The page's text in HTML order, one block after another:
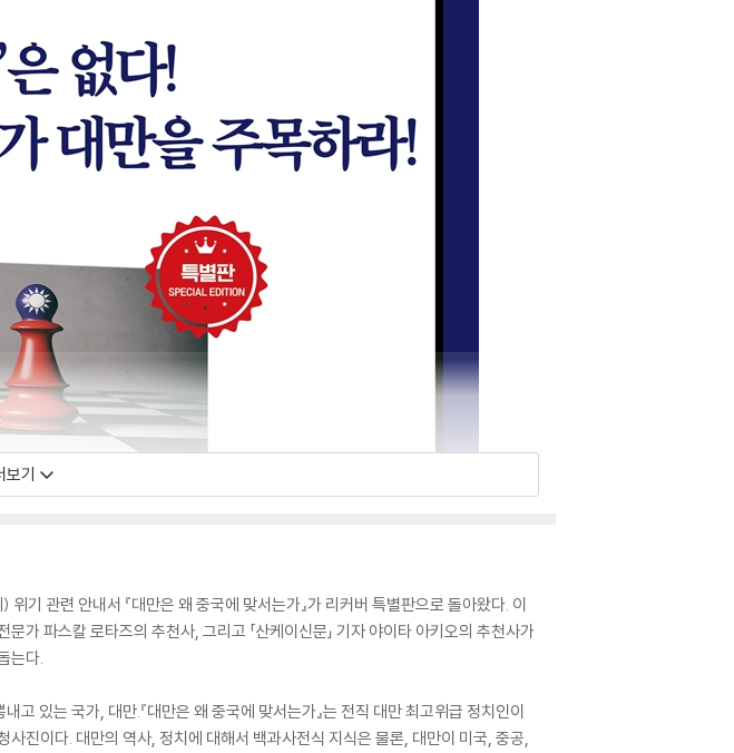
보기
관련 안내서 『대만은 왜 중국에 맞서는가』가 리커버 특별판으로 돌아왔다. 이
가 파스칼 로타즈의 추천사, 그리고 「산케이신문」 기자 야이타 아키오의 추천사가
는다.
있는 국가, 대만.『대만은 왜 중국에 맞서는가』는 전직 대만 최고위급 정치인이
사진이다. 대만의 역사, 정치에 대해서 백과사전식 지식은 물론, 대만이 미국, 중공,